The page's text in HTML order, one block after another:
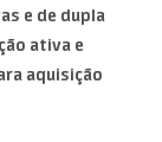
e de dupla
ativa e
aquisição